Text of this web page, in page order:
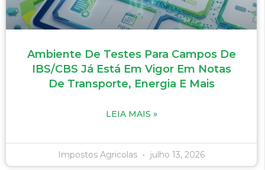
Ambiente De Testes Para Campos De
IBS/CBS Já Está Em Vigor Em Notas
De Transporte, Energia E Mais
LEIA MAIS »
Impostos Agricolas julho 13, 2026